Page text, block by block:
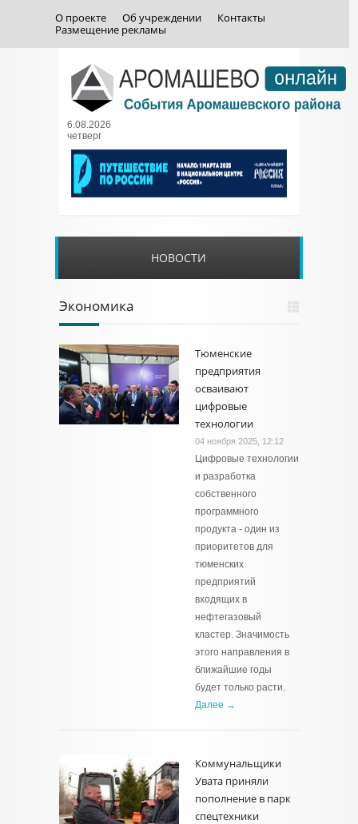
О проекте Об учреждении
Контакты
Размещение рекламы
6.08.2026
четверг
НОВОСТИ
Экономика
Тюменские
предприятия
осваивают
цифровые
технологии
04 ноября 2025, 12:12
Цифровые технологии
и разработка
собственного
программного
продукта - один из
приоритетов для
тюменских
предприятий
входящих в
нефтегазовый
кластер. Значимость
этого направления в
ближайшие годы
будет только расти.
Далее →
Коммунальщики
Увата приняли
пополнение в парк
спецтехники